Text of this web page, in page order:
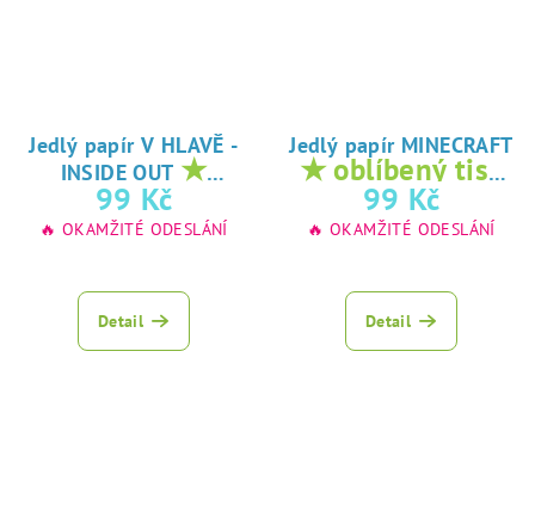
Jedlý papír V HLAVĚ -
INSIDE OUT ★
oblíbený tisk na
jedlý papír
99 Kč
🔥 OKAMŽITÉ ODESLÁNÍ
Detail
Jedlý papír MINECRAFT
★ oblíbený tisk
na jedlý papír
99 Kč
🔥 OKAMŽITÉ ODESLÁNÍ
Detail